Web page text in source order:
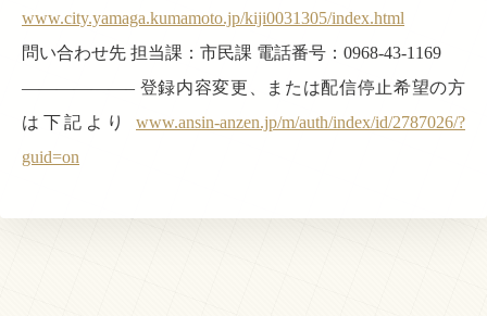
www.city.yamaga.kumamoto.jp/kiji0031305/index.html
問い合わせ先 担当課：市民課 電話番号：0968-43-1169
——————– 登録内容変更、または配信停止希望の方
は下記より www.ansin-anzen.jp/m/auth/index/id/2787026/?
guid=on